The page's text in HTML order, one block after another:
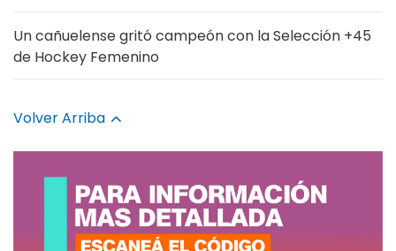
Un cañuelense gritó campeón con la Selección +45
de Hockey Femenino
Volver Arriba